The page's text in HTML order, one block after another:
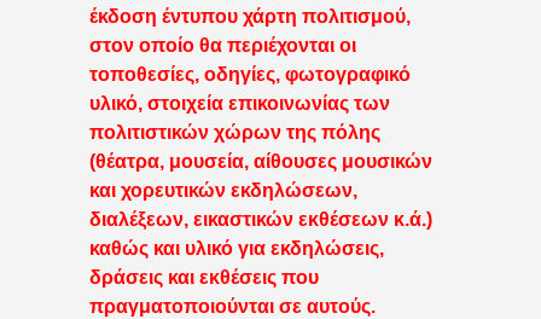
έκδοση έντυπου χάρτη πολιτισμού,
στον οποίο θα περιέχονται οι
τοποθεσίες, οδηγίες, φωτογραφικό
υλικό, στοιχεία επικοινωνίας των
πολιτιστικών χώρων της πόλης
(θέατρα, μουσεία, αίθουσες μουσικών
και χορευτικών εκδηλώσεων,
διαλέξεων, εικαστικών εκθέσεων κ.ά.)
καθώς και υλικό για εκδηλώσεις,
δράσεις και εκθέσεις που
πραγματοποιούνται σε αυτούς.